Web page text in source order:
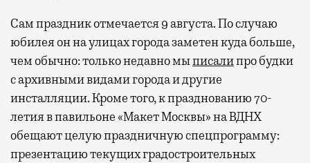
Сам праздник отмечается 9 августа. По случаю
юбилея он на улицах города заметен куда больше,
чем обычно: только недавно мыписалипро будки
с архивными видами города и другие
инсталляции. Кроме того, к празднованию 70-
летия в павильоне «Макет Москвы» на ВДНХ
обещают целую праздничную спецпрограмму:
презентацию текущих градостроительных